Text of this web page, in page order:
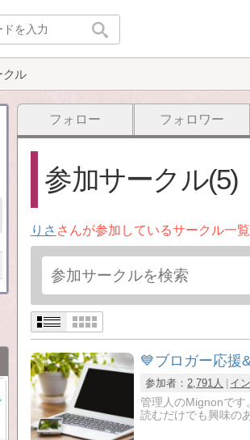
クル
フォロー フォロワー
参加サークル(5)
りさ さんが参加しているサークル一覧
💙ブロガー応援
参加者：2,791人 イ
管理人のMignonで
読むだけでも興味の